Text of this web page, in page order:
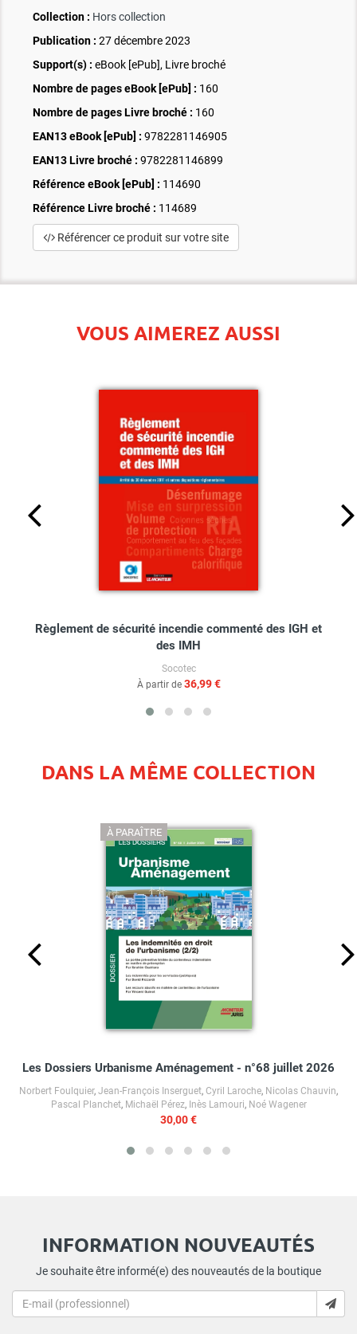
Collection : Hors collection
Publication : 27 décembre 2023
Support(s) : eBook [ePub], Livre broché
Nombre de pages eBook [ePub] : 160
Nombre de pages Livre broché : 160
EAN13 eBook [ePub] : 9782281146905
EAN13 Livre broché : 9782281146899
Référence eBook [ePub] : 114690
Référence Livre broché : 114689
Référencer ce produit sur votre site
VOUS AIMEREZ AUSSI
Règlement de sécurité incendie commenté des IGH et
des IMH
Socotec
À partir de 36,99 €
DANS LA MÊME COLLECTION
À PARAÎTRE
Les Dossiers Urbanisme Aménagement - n°68 juillet 2026
Norbert Foulquier, Jean-François Inserguet, Cyril Laroche, Nicolas Chauvin,
Pascal Planchet, Michaël Pérez, Inès Lamouri, Noé Wagener
30,00 €
INFORMATION NOUVEAUTÉS
Je souhaite être informé(e) des nouveautés de la boutique